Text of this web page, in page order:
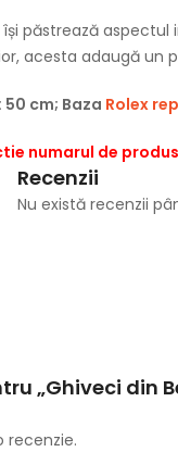
păstrează
acesta adaugă
cm; Baza Rolex
numarul de
Recenzii
Nu există recenzii
„Ghiveci din
recenzie.